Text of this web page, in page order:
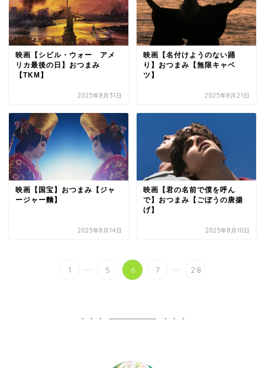
映画【シビル・ウォー アメ
リカ最後の日】おつまみ
【TKM】
2025年8月31日
映画【名付けようのない踊
り】おつまみ【無限キャベ
ツ】
2025年8月21日
映画【国宝】おつまみ【ジャ
ージャー麵】
2025年8月14日
映画【君の名前で僕を呼ん
で】おつまみ【ごぼうの唐揚
げ】
2025年8月10日
1 ... 5 6 7 ... 28